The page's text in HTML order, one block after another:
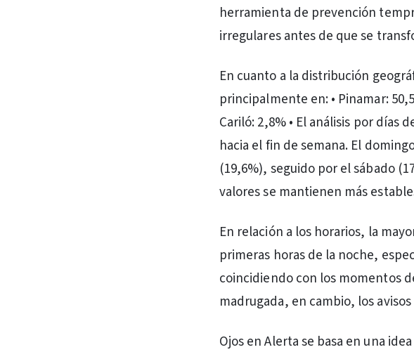
herramienta de prevención
irregulares antes de que se
En cuanto a la distribución
principalmente en: • Pinamar:
Cariló: 2,8% • El análisis por días
hacia el fin de semana. El
(19,6%), seguido por el sábado
valores se mantienen más
En relación a los horarios, la
primeras horas de la noche,
coincidiendo con los momentos
madrugada, en cambio, los
Ojos en Alerta se basa en una